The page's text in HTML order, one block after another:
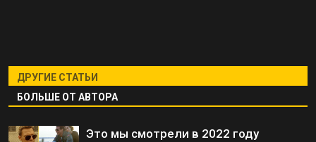
ДРУГИЕ СТАТЬИ
БОЛЬШЕ ОТ АВТОРА
Это мы смотрели в 2022 году